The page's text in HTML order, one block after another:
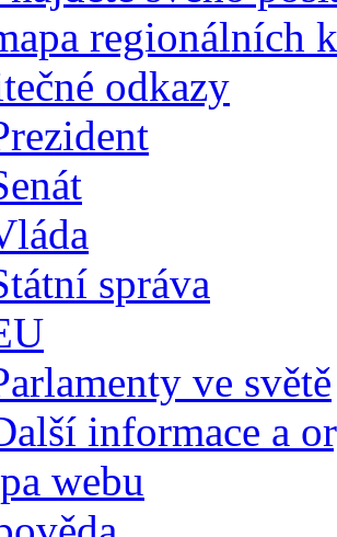
regionálních
odkazy
správa
ve světě
informace a
webu